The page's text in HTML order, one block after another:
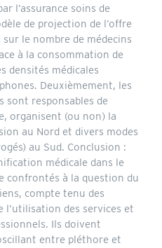
l’assurance soins de
de projection de l’offre
le nombre de médecins
à la consommation de
densités médicales
Deuxièmement, les
sont responsables de
organisent (ou non) la
au Nord et divers modes
au Sud. Conclusion :
médicale dans le
confrontés à la question du
compte tenu des
l’utilisation des services et
Ils doivent
entre pléthore et